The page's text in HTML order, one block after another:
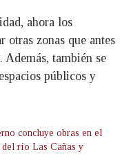
ahora los
otras zonas que antes
Además, también se
públicos y
concluye obras en el
del río Las Cañas y